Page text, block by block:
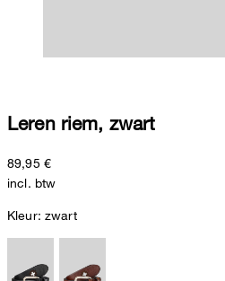
Leren riem, zwart
89,95 €
incl. btw
Kleur: zwart